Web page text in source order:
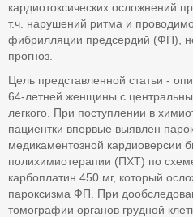
кардиотоксических осложнений
т.ч. нарушений ритма и
фибрилляции предсердий (ФП),
прогноз.
Цель представленной статьи -
64-летней женщины с
легкого. При поступлении в
пациентки впервые выявлен
медикаментозной кардиоверсии
полихимиотерапии (ПХТ) по
карбоплатин 450 мг, который
пароксизма ФП. При
томографии органов грудной